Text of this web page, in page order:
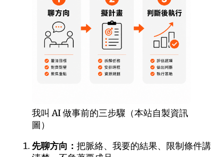
我叫 AI 做事前的三步驟（本站自製資訊
圖）
先聊方向： 把脈絡、我要的結果、限制條件講